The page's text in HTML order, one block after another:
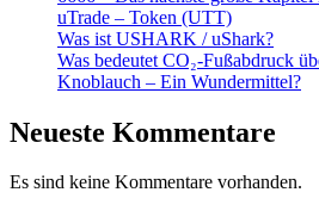
uTrade – Token (UTT)
Was ist USHARK / uShark?
Was bedeutet CO₂-Fußabdruck
Knoblauch – Ein Wundermittel?
Neueste Kommentare
Es sind keine Kommentare vorhanden.